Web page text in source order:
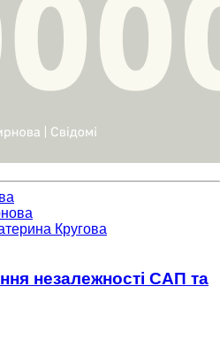
Кругова
незалежності САП та